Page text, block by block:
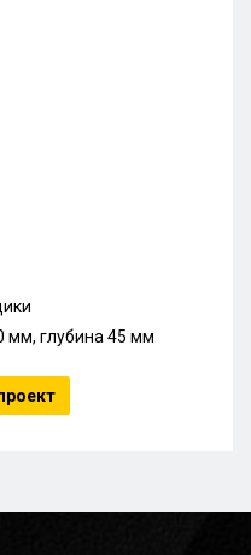
мм, глубина 45 мм
проект